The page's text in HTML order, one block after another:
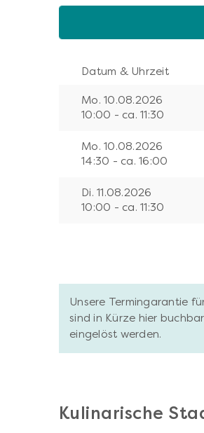
Datum & Uhrzeit
Mo. 10.08.2026
10:00 - ca. 11:30
Mo. 10.08.2026
14:30 - ca. 16:00
Di. 11.08.2026
10:00 - ca. 11:30
Unsere Termingarantie
sind in Kürze hier
eingelöst werden.
Kulinarische